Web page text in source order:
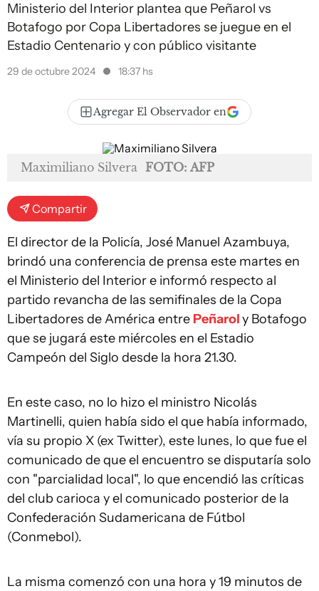
Ministerio del Interior plantea que Peñarol vs
Botafogo por Copa Libertadores se juegue en el
Estadio Centenario y con público visitante
29 de octubre 2024 18:37 hs
Agregar El Observador en
Maximiliano Silvera FOTO: AFP
Compartir
El director de la Policía, José Manuel Azambuya,
brindó una conferencia de prensa este martes en
el Ministerio del Interior e informó respecto al
partido revancha de las semifinales de la Copa
Libertadores de América entre Peñaroly Botafogo
que se jugará este miércoles en el Estadio
Campeón del Siglo desde la hora 21.30.
En este caso, no lo hizo el ministro Nicolás
Martinelli, quien había sido el que había informado,
vía su propio X (ex Twitter), este lunes, lo que fue el
comunicado de que el encuentro se disputaría solo
con "parcialidad local", lo que encendió las críticas
del club carioca y el comunicado posterior de la
Confederación Sudamericana de Fútbol
(Conmebol).
La misma comenzó con una hora y 19 minutos de